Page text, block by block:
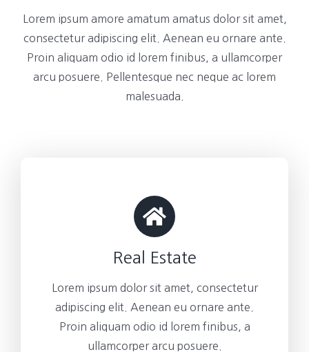
Lorem ipsum amore amatum amatus dolor sit amet,
consectetur adipiscing elit. Aenean eu ornare ante.
Proin aliquam odio id lorem finibus, a ullamcorper
arcu posuere. Pellentesque nec neque ac lorem
malesuada.
Real Estate
Lorem ipsum dolor sit amet, consectetur
adipiscing elit. Aenean eu ornare ante.
Proin aliquam odio id lorem finibus, a
ullamcorper arcu posuere.